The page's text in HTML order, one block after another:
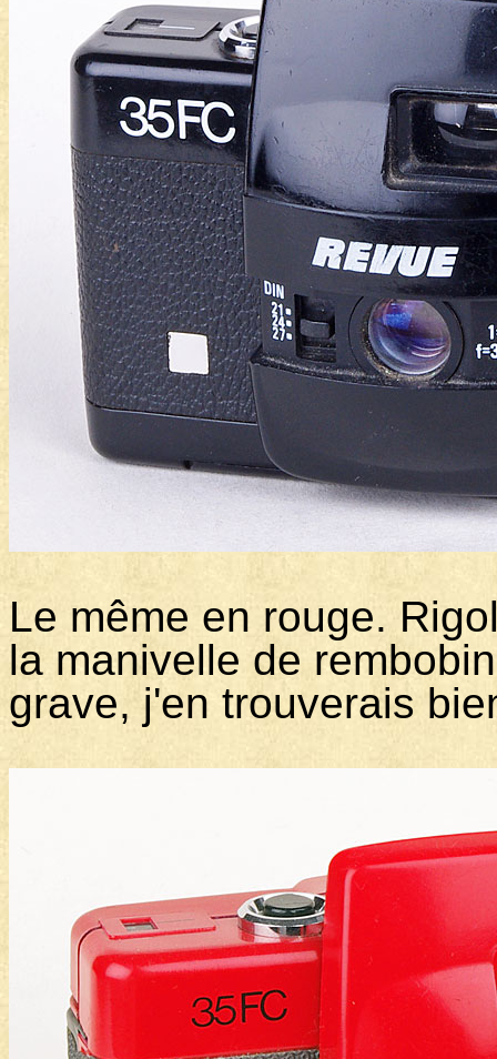
Le même en rouge.
la manivelle de
grave, j'en trouverais